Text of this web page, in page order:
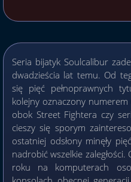
Seria bijatyk Soulcalibur
dwadzieścia lat temu. Od
się pięć pełnoprawnych
kolejny oznaczony
obok Street Fightera czy
cieszy się sporym
ostatniej odsłony minęły
nadrobić wszelkie
roku na komputerach